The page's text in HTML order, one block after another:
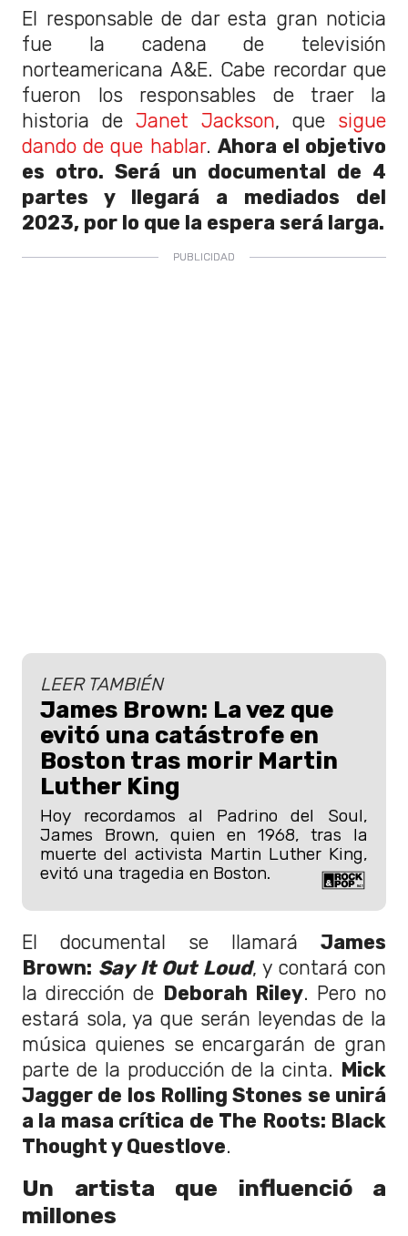
El responsable de dar esta gran noticia
fue la cadena de televisión
norteamericana A&E. Cabe recordar que
fueron los responsables de traer la
historia de Janet Jackson, que sigue
dando de que hablar. Ahora el objetivo
es otro. Será un documental de 4
partes y llegará a mediados del
2023, por lo que la espera será larga.
LEER TAMBIÉN
James Brown: La vez que
evitó una catástrofe en
Boston tras morir Martin
Luther King
Hoy recordamos al Padrino del Soul,
James Brown, quien en 1968, tras la
muerte del activista Martin Luther King,
evitó una tragedia en Boston.
El documental se llamará James
Brown: Say It Out Loud, y contará con
la dirección de Deborah Riley. Pero no
estará sola, ya que serán leyendas de la
música quienes se encargarán de gran
parte de la producción de la cinta. Mick
Jagger de los Rolling Stones se unirá
a la masa crítica de The Roots: Black
Thought y Questlove.
Un artista que influenció a
millones